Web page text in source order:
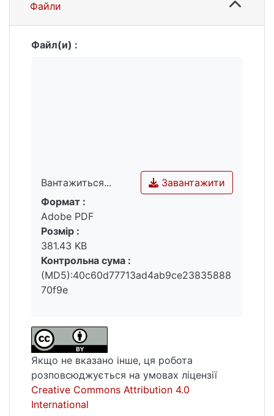
Файли
Файл(и) :
Вантажиться...
Вантажиться...
Завантажити
Формат :
Adobe PDF
Розмір :
381.43 KB
Контрольна сума :
(MD5):40c60d77713ad4ab9ce23835888
70f9e
Якщо не вказано інше, ця робота
розповсюджується на умовах ліцензії
Creative Commons Attribution 4.0
International